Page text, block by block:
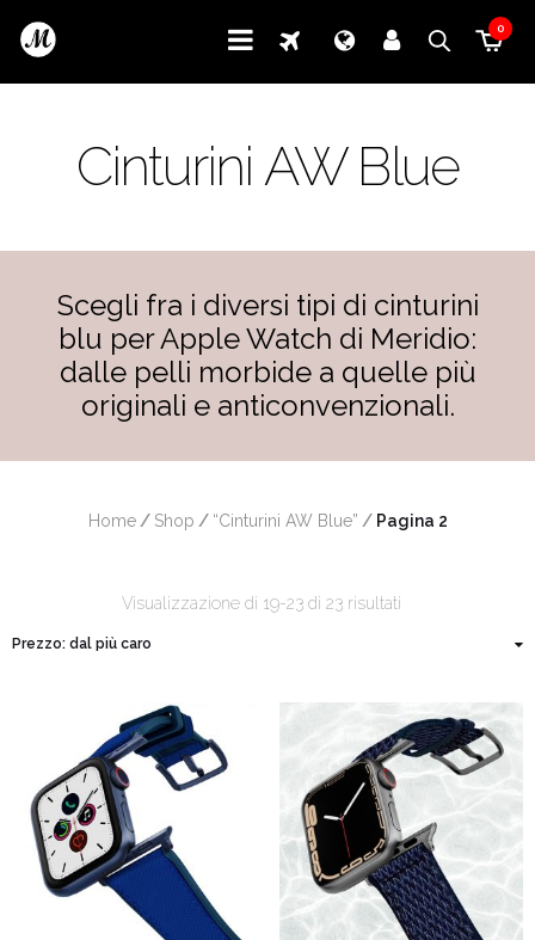
0
Cinturini AW Blue
Scegli fra i diversi tipi di cinturini
blu per Apple Watch di Meridio:
dalle pelli morbide a quelle più
originali e anticonvenzionali.
Home / Shop / “Cinturini AW Blue” / Pagina 2
Visualizzazione di 19-23 di 23 risultati